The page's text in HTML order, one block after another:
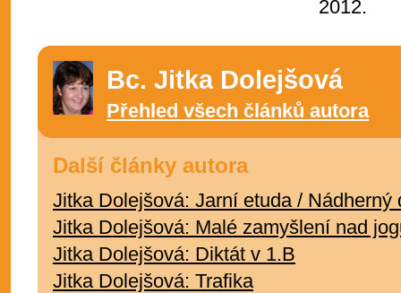
2012.
Bc. Jitka Dolejšová
Přehled všech článků autora
Další články autora
Jitka Dolejšová: Jarní etuda / Nádherný
Jitka Dolejšová: Malé zamyšlení nad
Jitka Dolejšová: Diktát v 1.B
Jitka Dolejšová: Trafika